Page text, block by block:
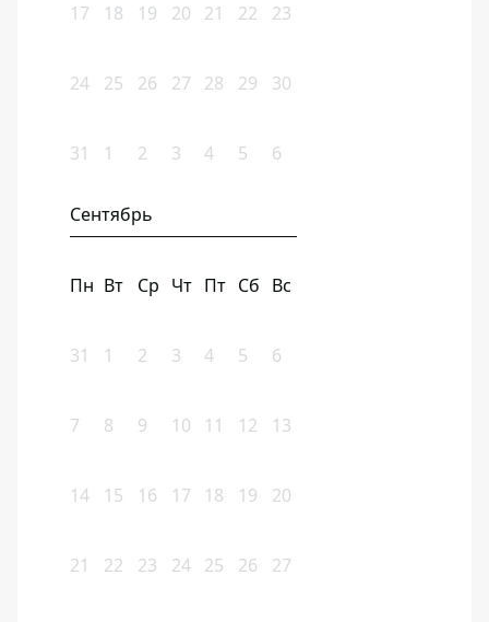
17 18 19 20 21 22 23
24 25 26 27 28 29 30
31 1 2 3 4 5 6
Сентябрь
Пн Вт Ср Чт Пт Сб Вс
31 1 2 3 4 5 6
7 8 9 10 11 12 13
14 15 16 17 18 19 20
21 22 23 24 25 26 27